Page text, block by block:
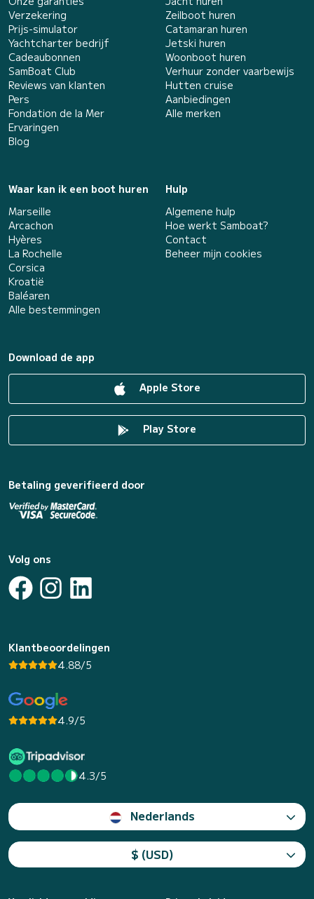
Verzekering
Prijs-simulator
Yachtcharter bedrijf
Cadeaubonnen
SamBoat Club
Reviews van klanten
Pers
Fondation de la Mer
Ervaringen
Blog
Zeilboot huren
Catamaran huren
Jetski huren
Woonboot huren
Verhuur zonder vaarbewijs
Hutten cruise
Aanbiedingen
Alle merken
Waar kan ik een boot huren
Marseille
Arcachon
Hyères
La Rochelle
Corsica
Kroatië
Baléaren
Alle bestemmingen
Hulp
Algemene hulp
Hoe werkt Samboat?
Contact
Beheer mijn cookies
Download de app
Apple Store
Play Store
Betaling geverifieerd door
Volg ons
Klantbeoordelingen
4.88/5
4.9/5
4.3/5
Nederlands
$ (USD)